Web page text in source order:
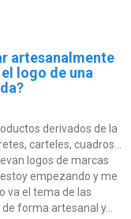
artesanalmente
logo de una
derivados de la
carteles, cuadros...
logos de marcas
empezando y me
va el tema de las
forma artesanal y...